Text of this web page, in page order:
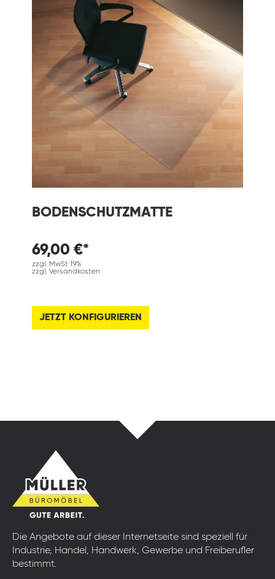
BODENSCHUTZMATTE
69,00 €*
zzgl. MwSt 19%
zzgl. Versandkosten
JETZT KONFIGURIEREN
Die Angebote auf dieser Internetseite sind speziell für
Industrie, Handel, Handwerk, Gewerbe und Freiberufler
bestimmt.